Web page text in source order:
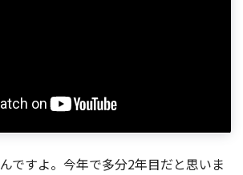
んですよ。今年で多分2年目だと思いま